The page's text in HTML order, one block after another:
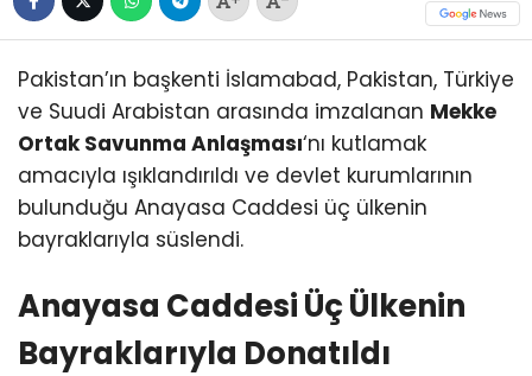
Pakistan’ın başkenti İslamabad, Pakistan, Türkiye
ve Suudi Arabistan arasında imzalanan Mekke
Ortak Savunma Anlaşması‘nı kutlamak
amacıyla ışıklandırıldı ve devlet kurumlarının
bulunduğu Anayasa Caddesi üç ülkenin
bayraklarıyla süslendi.
Anayasa Caddesi Üç Ülkenin
Bayraklarıyla Donatıldı